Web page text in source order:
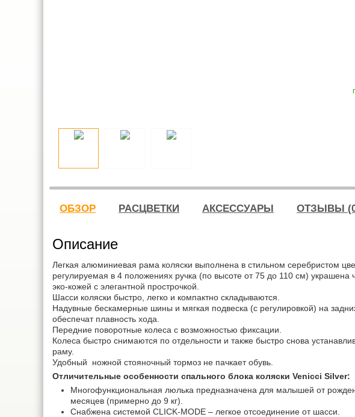
ОБЗОР РАСЦВЕТКИ АКСЕССУАРЫ ОТЗЫВЫ
Описание
Легкая алюминиевая рама коляски выполнена в стильном серебристом
регулируемая в 4 положениях ручка (по высоте от 75 до 110 см) украшена
эко-кожей с элегантной прострочкой.
Шасси коляски быстро, легко и компактно складываются.
Надувные бескамерные шины и мягкая подвеска (с регулировкой) на
обеспечат плавность хода.
Передние поворотные колеса с возможностью фиксации.
Колеса быстро снимаются по отдельности и также быстро снова
раму.
Удобный ножной стояночный тормоз не пачкает обувь.
Отличительные особенности спального блока коляски Venicci Silver:
Многофункциональная люлька предназначена для малышей от
месяцев (примерно до 9 кг).
Снабжена системой CLICK-MODE – легкое отсоединение от шасси.